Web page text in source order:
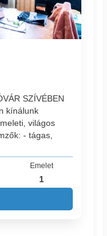
SZÍVÉBEN
kínálunk
világos
- tágas,
Emelet
1